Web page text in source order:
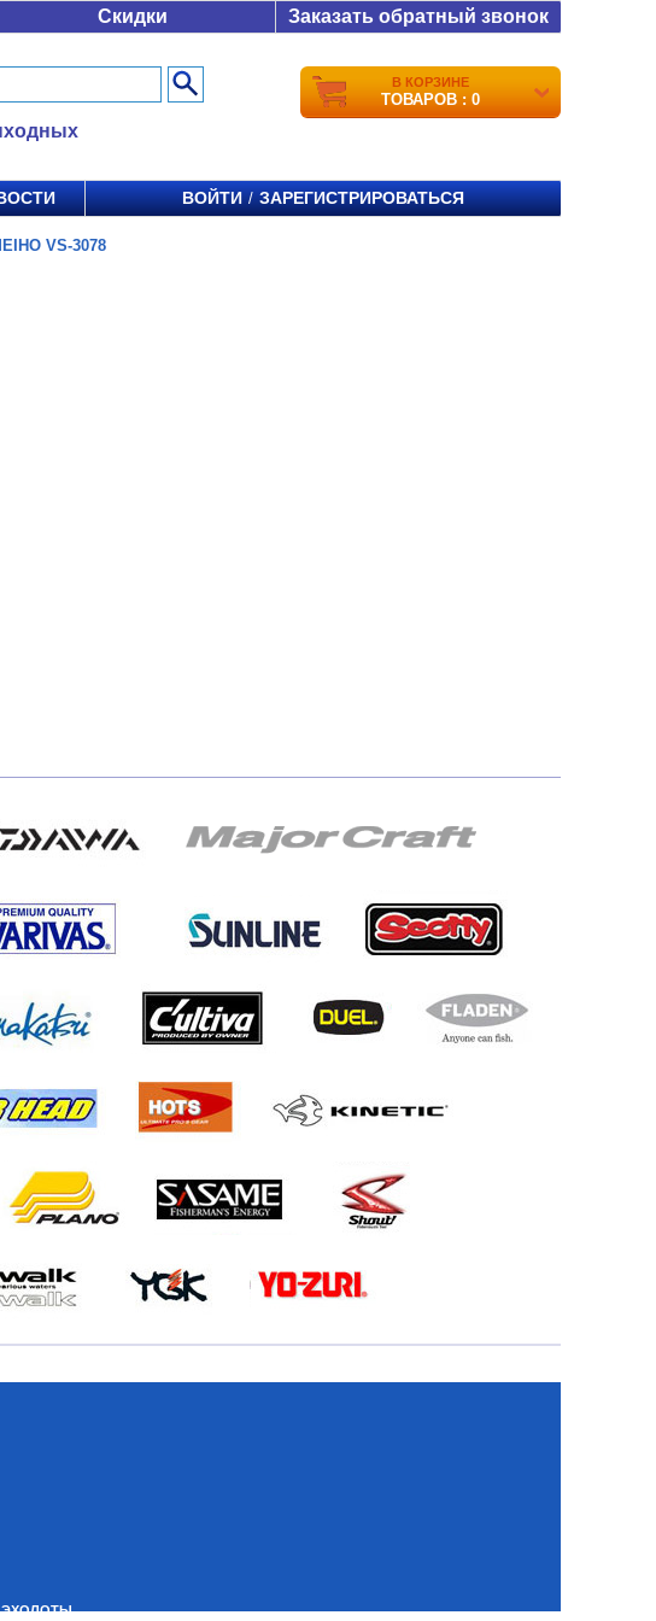
Скидки Заказать обратный звонок
В КОРЗИНЕ
ТОВАРОВ : 0
ВОЙТИ / ЗАРЕГИСТРИРОВАТЬСЯ
VS-3078
ЭХОЛОТЫ